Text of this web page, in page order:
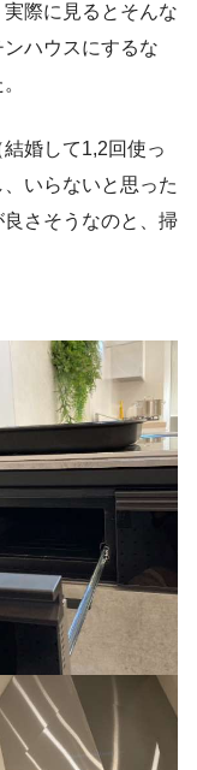
際に見るとそんな
ハウスにするな
婚して1,2回使っ
いらないと思った
さそうなのと、掃